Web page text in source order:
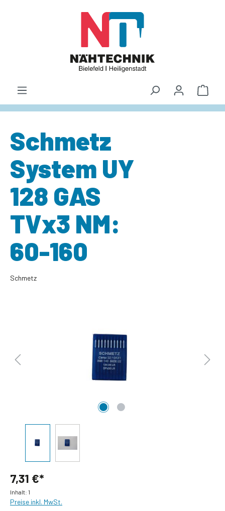
Schmetz
System UY
128 GAS
TVx3 NM:
60-160
Schmetz
7,31 €*
Inhalt: 1
Preise inkl. MwSt.